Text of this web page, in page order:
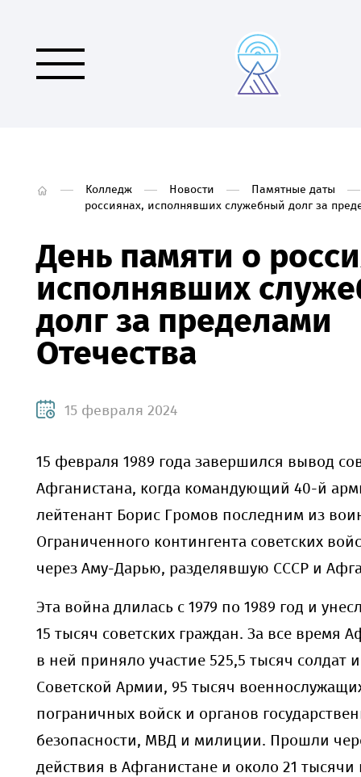
Колледж Новости
Памятные даты
россиянах, исполнявших служебный долг за
День памяти о
исполнявших
долг за пределами
Отечества
15 февраля 2024
15 февраля 1989 года завершился вывод
Афганистана, когда командующий 40-й
лейтенант Борис Громов последним из
Ограниченного контингента советских
через Аму-Дарью, разделявшую СССР и
Эта война длилась с 1979 по 1989 год и
15 тысяч советских граждан. За все время
в ней приняло участие 525,5 тысяч солдат
Советской Армии, 95 тысяч
пограничных войск и органов
безопасности, МВД и милиции. Прошли
действия в Афганистане и около 21 тысячи